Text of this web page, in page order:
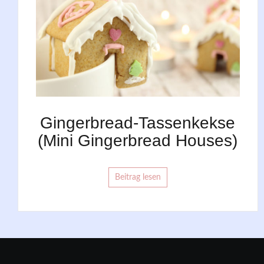
Gingerbread-Tassenkekse
(Mini Gingerbread Houses)
Beitrag lesen